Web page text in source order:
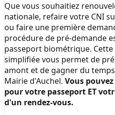
Que vous souhaitiez
nationale, refaire votre CNI
ou faire une première
procédure de pré-demande
passeport biométrique.
simplifiée vous permet de
amont et de gagner du
Mairie d'Auchel. Vous
pour votre passeport ET
d'un rendez-vous.